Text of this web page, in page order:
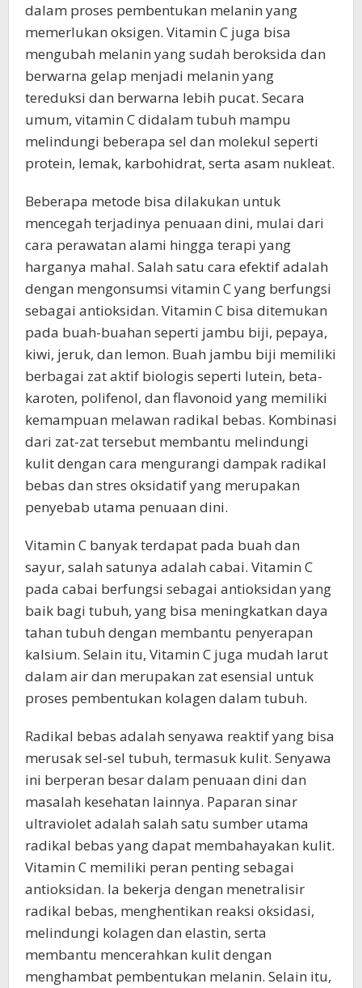
dalam proses pembentukan melanin yang
memerlukan oksigen. Vitamin C juga bisa
mengubah melanin yang sudah beroksida dan
berwarna gelap menjadi melanin yang
tereduksi dan berwarna lebih pucat. Secara
umum, vitamin C didalam tubuh mampu
melindungi beberapa sel dan molekul seperti
protein, lemak, karbohidrat, serta asam nukleat.
Beberapa metode bisa dilakukan untuk
mencegah terjadinya penuaan dini, mulai dari
cara perawatan alami hingga terapi yang
harganya mahal. Salah satu cara efektif adalah
dengan mengonsumsi vitamin C yang berfungsi
sebagai antioksidan. Vitamin C bisa ditemukan
pada buah-buahan seperti jambu biji, pepaya,
kiwi, jeruk, dan lemon. Buah jambu biji memiliki
berbagai zat aktif biologis seperti lutein, beta-
karoten, polifenol, dan flavonoid yang memiliki
kemampuan melawan radikal bebas. Kombinasi
dari zat-zat tersebut membantu melindungi
kulit dengan cara mengurangi dampak radikal
bebas dan stres oksidatif yang merupakan
penyebab utama penuaan dini.
Vitamin C banyak terdapat pada buah dan
sayur, salah satunya adalah cabai. Vitamin C
pada cabai berfungsi sebagai antioksidan yang
baik bagi tubuh, yang bisa meningkatkan daya
tahan tubuh dengan membantu penyerapan
kalsium. Selain itu, Vitamin C juga mudah larut
dalam air dan merupakan zat esensial untuk
proses pembentukan kolagen dalam tubuh.
Radikal bebas adalah senyawa reaktif yang bisa
merusak sel-sel tubuh, termasuk kulit. Senyawa
ini berperan besar dalam penuaan dini dan
masalah kesehatan lainnya. Paparan sinar
ultraviolet adalah salah satu sumber utama
radikal bebas yang dapat membahayakan kulit.
Vitamin C memiliki peran penting sebagai
antioksidan. Ia bekerja dengan menetralisir
radikal bebas, menghentikan reaksi oksidasi,
melindungi kolagen dan elastin, serta
membantu mencerahkan kulit dengan
menghambat pembentukan melanin. Selain itu,